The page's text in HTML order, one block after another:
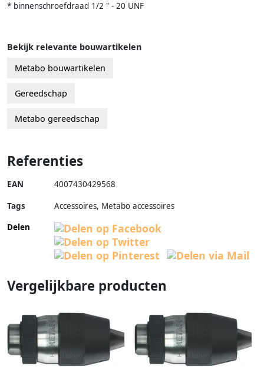
* binnenschroefdraad 1/2 " - 20 UNF
Bekijk relevante bouwartikelen
Metabo bouwartikelen
Gereedschap
Metabo gereedschap
Referenties
EAN 4007430429568
Tags
Accessoires, Metabo accessoires
Delen
Vergelijkbare producten